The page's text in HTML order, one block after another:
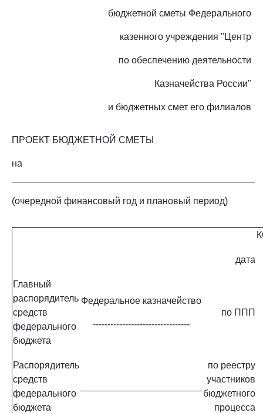
бюджетной сметы Федерального
казенного учреждения "Центр
по обеспечению деятельности
Казначейства России"
и бюджетных смет его филиалов
ПРОЕКТ БЮДЖЕТНОЙ СМЕТЫ
на
(очередной финансовый год и плановый период)
дата
Главный
распорядитель
средств
федерального
бюджета
Федеральное казначейство
---------------------------------
по ППП
Распорядитель
средств
федерального
бюджета
по реестру
участников
бюджетного
процесса